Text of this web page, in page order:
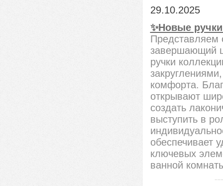
29.10.2025
✨Новые
Представляем
завершающий
ручки
комфорта.
открывают
создать
выступить в
обеспечивает
ключевых
ванной